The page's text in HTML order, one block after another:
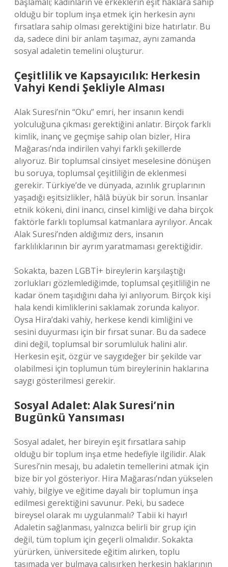
olduğu bir toplum inşa etmek için herkesin aynı
fırsatlara sahip olması gerektiğini bize hatırlatır. Bu
da, sadece dini bir anlam taşımaz, aynı zamanda
sosyal adaletin temelini oluşturur.
Çeşitlilik ve Kapsayıcılık: Herkesin
Vahyi Kendi Şekliyle Alması
Alak Suresi’nin “Oku” emri, her insanın kendi
yolculuğuna çıkması gerektiğini anlatır. Birçok farklı
kimlik, inanç ve geçmişe sahip olan bizler, Hira
Mağarası’nda indirilen vahyi farklı şekillerde
alıyoruz. Bir toplumsal cinsiyet meselesine dönüşen
bu soruya, toplumsal çeşitliliğin de eklenmesi
gerekir. Türkiye’de ve dünyada, azınlık gruplarının
yaşadığı eşitsizlikler, hâlâ büyük bir sorun. İnsanlar
etnik kökeni, dini inancı, cinsel kimliği ve daha birçok
faktörle farklı toplumsal katmanlara ayrılıyor. Ancak
Alak Suresi’nden aldığımız ders, insanın
farklılıklarının bir ayrım yaratmaması gerektiğidir.
Sokakta, bazen LGBTİ+ bireylerin karşılaştığı
zorlukları gözlemlediğimde, toplumsal çeşitliliğin ne
kadar önem taşıdığını daha iyi anlıyorum. Birçok kişi
hala kendi kimliklerini saklamak zorunda kalıyor.
Oysa Hira’daki vahiy, herkese kendi kimliğini ve
sesini duyurması için bir fırsat sunar. Bu da sadece
dini değil, toplumsal bir sorumluluk halini alır.
Herkesin eşit, özgür ve saygıdeğer bir şekilde var
olabilmesi için toplumun tüm bireylerinin haklarına
saygı gösterilmesi gerekir.
Sosyal Adalet: Alak Suresi’nin
Bugünkü Yansıması
Sosyal adalet, her bireyin eşit fırsatlara sahip
olduğu bir toplum inşa etme hedefiyle ilgilidir. Alak
Suresi’nin mesajı, bu adaletin temellerini atmak için
bize bir yol gösteriyor. Hira Mağarası’ndan yükselen
vahiy, bilgiye ve eğitime dayalı bir toplumun inşa
edilmesi gerektiğini savunur. Peki, bu sadece
bireysel olarak mı uygulanmalı? Tabii ki hayır!
Adaletin sağlanması, yalnızca belirli bir grup için
değil, tüm toplum için geçerli olmalıdır. Sokakta
yürürken, üniversitede eğitim alırken, toplu
taşımada yer bulmaya çalışırken herkesin haklarının